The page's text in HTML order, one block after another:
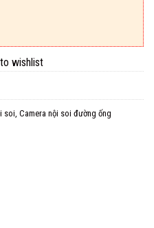
wishlist
soi Camera nội soi đường ống